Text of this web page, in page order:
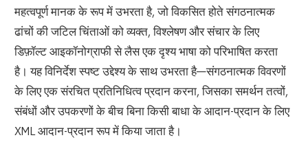
महत्वपूर्ण मानक के रूप में उभरता है, जो विकसित होते संगठनात्मक
ढांचों की जटिल चिंताओं को व्यक्त, विश्लेषण और संचार के लिए
डिफ़ॉल्ट आइकॉनोग्राफी से लैस एक दृश्य भाषा को परिभाषित करता
है। यह विनिर्देश स्पष्ट उद्देश्य के साथ उभरता है—संगठनात्मक विवरणों
के लिए एक संरचित प्रतिनिधित्व प्रदान करना, जिसका समर्थन तत्वों,
संबंधों और उपकरणों के बीच बिना किसी बाधा के आदान-प्रदान के लिए
XML आदान-प्रदान रूप में किया जाता है।